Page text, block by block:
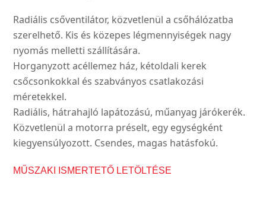
Radiális csőventilátor, közvetlenül a csőhálózatba
szerelhető. Kis és közepes légmennyiségek nagy
nyomás melletti szállítására.
Horganyzott acéllemez ház, kétoldali kerek
csőcsonkokkal és szabványos csatlakozási
méretekkel.
Radiális, hátrahajló lapátozású, műanyag járókerék.
Közvetlenül a motorra préselt, egy egységként
kiegyensúlyozott. Csendes, magas hatásfokú.
MŰSZAKI ISMERTETŐ LETÖLTÉSE